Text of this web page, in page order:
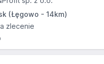
(Łęgowo - 14km)
zlecenie